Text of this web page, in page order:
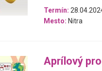
Termín:
Mesto: Nitra
Aprílový